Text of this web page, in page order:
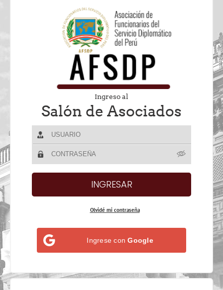
Ingreso al
Salón de Asociados
Olvidé mi contraseña
Ingrese conGoogle